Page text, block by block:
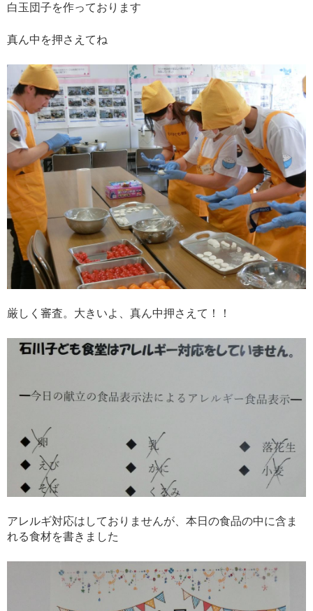
白玉団子を作っております
真ん中を押さえてね
厳しく審査。大きいよ、真ん中押さえて！！
アレルギ対応はしておりませんが、本日の食品の中に含ま
れる食材を書きました